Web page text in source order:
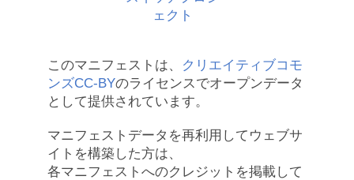
このマニフェストは、
クリエイティブコモ
ンズCC-BYのライセンスでオープンデータ
として提供されています。
マニフェストデータを再利用してウェブサ
イトを構築した方は、
各マニフェストへのクレジットを掲載して